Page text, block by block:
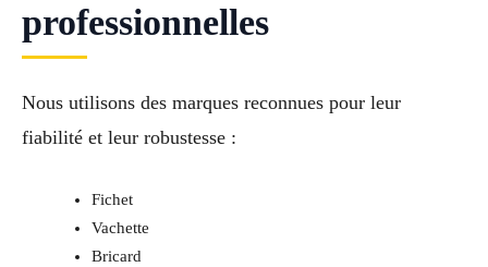
professionnelles
Nous utilisons des marques reconnues pour leur
fiabilité et leur robustesse :
Fichet
Vachette
Bricard